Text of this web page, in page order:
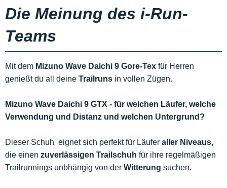
Die Meinung des i-Run-
Teams
Mit dem Mizuno Wave Daichi 9 Gore-Tex für Herren
genießt du all deine Trailruns in vollen Zügen.
Mizuno Wave Daichi 9 GTX - für welchen Läufer, welche
Verwendung und Distanz und welchen Untergrund?
Dieser Schuh eignet sich perfekt für Läufer aller Niveaus,
die einen zuverlässigen Trailschuh für ihre regelmäßigen
Trailrunnings unbhängig von der Witterung suchen.